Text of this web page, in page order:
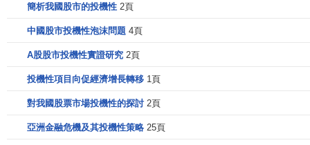
簡析我國股市的投機性 2頁
中國股市投機性泡沫問題 4頁
A股股市投機性實證研究 2頁
投機性項目向促經濟增長轉移 1頁
對我國股票市場投機性的探討 2頁
亞洲金融危機及其投機性策略 25頁